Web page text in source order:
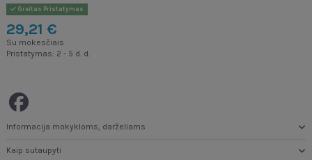
Greitas Pristatymas
29,21 €
Su mokesčiais
Pristatymas: 2 - 5 d. d.
Informacija mokykloms, darželiams
Kaip sutaupyti